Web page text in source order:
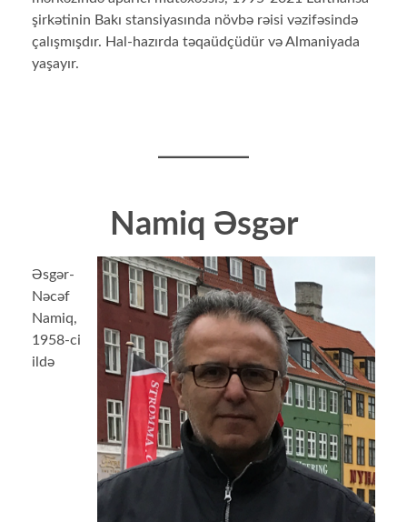
şirkətinin Bakı stansiyasında növbə rəisi vəzifəsində
çalışmışdır. Hal-hazırda təqaüdçüdür və Almaniyada
yaşayır.
Namiq Əsgər
Əsgər-
Nəcəf
Namiq,
1958-ci
ildə